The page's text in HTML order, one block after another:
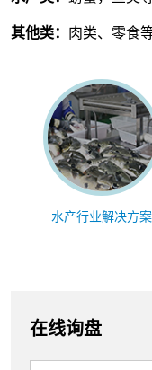
其他类： 肉类、零食等
水产行业解决方案
在线询盘